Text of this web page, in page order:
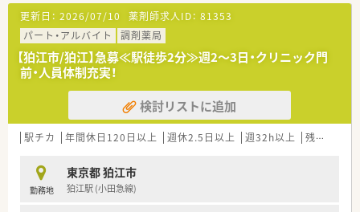
＼こんな企業です／
■東京都狛江市の小田急線沿いに
調剤薬局を2店舗展開しております。
街のかかりつけ薬局として、
地域に密着したサービスを提供！
■地域に貢献したいという思いから、
代表の地元である狛江市に開局をしております。
代表も薬剤師であるため
現場社員の声を反映した経営を心掛けていらっしゃいます。
患者さまのお気持ちなども汲み取りながら対応することで、
「また来たい」と思っていただけるような薬局を目指していま
す。
更新日： 2026/07/10 薬剤師求人ID： 81353
パート・アルバイト
調剤薬局
【狛江市/狛江】急募≪駅徒歩2分≫週2～3日・クリニック門
前・人員体制充実！
検討リストに追加
駅チカ 年間休日120日以上 週休2.5日以上 週32h以上 残業なし(ほぼなし含む)
勤務地
東京都 狛江市
狛江駅 (小田急線)